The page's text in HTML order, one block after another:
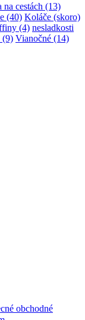
na cestách (13)
(40) Koláče (skoro)
(4) nesladkosti
(9) Vianočné (14)
obchodné